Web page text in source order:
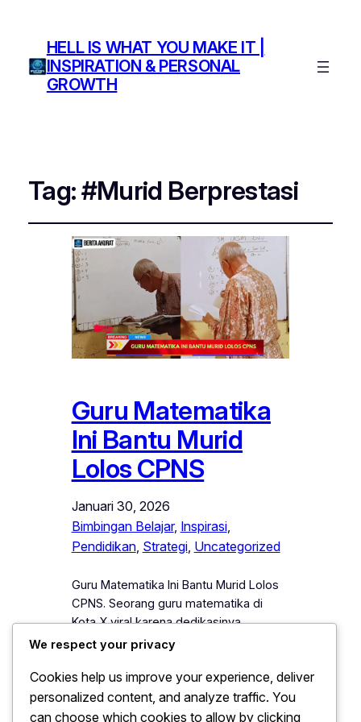
HELL IS WHAT YOU MAKE IT |
INSPIRATION & PERSONAL
GROWTH
Tag:#Murid Berprestasi
Guru Matematika
Ini Bantu Murid
Lolos CPNS
Januari 30, 2026
Bimbingan Belajar, Inspirasi
Pendidikan, Strategi, Uncategorized
Guru Matematika Ini Bantu Murid Lolos
CPNS. Seorang guru matematika di
Kota X viral karena dedikasinya
mengajar secara gratis dan berhasil
CPNS. Melalui bimbingan intensif dan
strategi belajar yang efektif, ia
membimbing murid agar memahami
We respect your privacy
Cookies help us improve your experience, deliver
personalized content, and analyze traffic. You
can choose which cookies to allow by clicking